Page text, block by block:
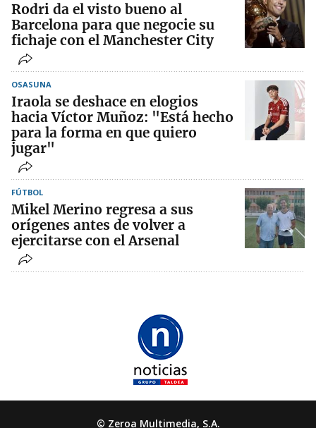
Rodri da el visto bueno al
Barcelona para que negocie su
fichaje con el Manchester City
OSASUNA
Iraola se deshace en elogios
hacia Víctor Muñoz: "Está hecho
para la forma en que quiero
jugar"
FÚTBOL
Mikel Merino regresa a sus
orígenes antes de volver a
ejercitarse con el Arsenal
© Zeroa Multimedia, S.A.